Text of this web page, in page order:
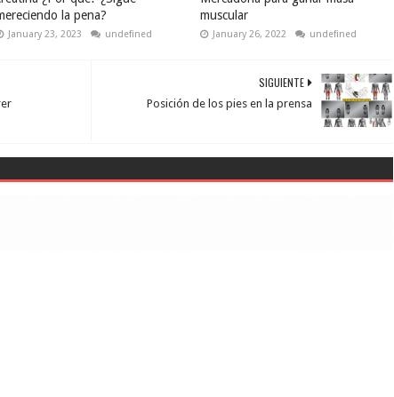
la pena?
January 23, 2023 undefined
muscular
January 26, 2022 undefined
SIGUIENTE
Posición de los pies en la prensa